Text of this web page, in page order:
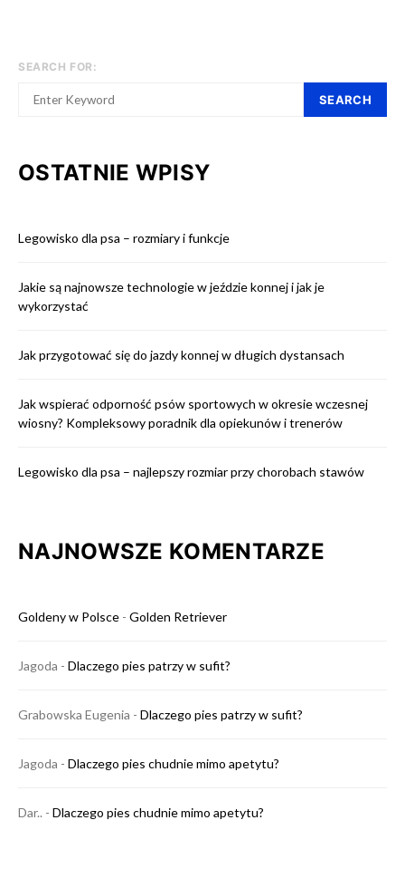
SEARCH FOR:
SEARCH
OSTATNIE WPISY
Legowisko dla psa – rozmiary i funkcje
Jakie są najnowsze technologie w jeździe konnej i jak je
wykorzystać
Jak przygotować się do jazdy konnej w długich dystansach
Jak wspierać odporność psów sportowych w okresie wczesnej
wiosny? Kompleksowy poradnik dla opiekunów i trenerów
Legowisko dla psa – najlepszy rozmiar przy chorobach stawów
NAJNOWSZE KOMENTARZE
Goldeny w Polsce - Golden Retriever
Jagoda - Dlaczego pies patrzy w sufit?
Grabowska Eugenia - Dlaczego pies patrzy w sufit?
Jagoda - Dlaczego pies chudnie mimo apetytu?
Dar.. - Dlaczego pies chudnie mimo apetytu?